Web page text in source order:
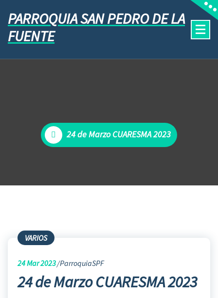
PARROQUIA SAN PEDRO DE LA
FUENTE
24 de Marzo CUARESMA 2023
VARIOS
24Mar 2023 ParroquiaSPF
24 de Marzo CUARESMA 2023